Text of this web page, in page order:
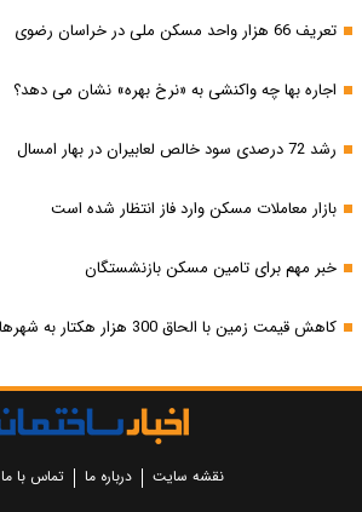
تعریف 66 هزار واحد مسکن ملی در خراسان رضوی
اجاره بها چه واکنشی به «نرخ بهره» نشان می دهد؟
رشد 72 درصدی سود خالص لعابیران در بهار امسال
بازار معاملات مسکن وارد فاز انتظار شده است
خبر مهم برای تامین مسکن بازنشستگان
کاهش قیمت زمین با الحاق 300 هزار هکتار به شهرها
نقشه سایت درباره ما تماس با ما